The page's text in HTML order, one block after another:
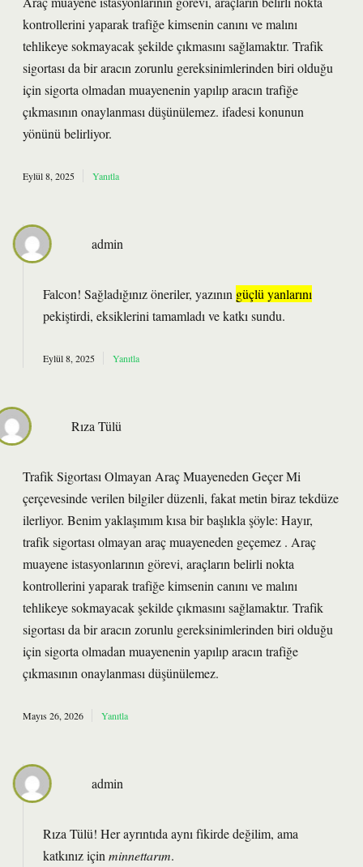
kontrollerini yaparak trafiğe kimsenin canını ve malını
tehlikeye sokmayacak şekilde çıkmasını sağlamaktır. Trafik
sigortası da bir aracın zorunlu gereksinimlerinden biri olduğu
için sigorta olmadan muayenenin yapılıp aracın trafiğe
çıkmasının onaylanması düşünülemez. ifadesi konunun
yönünü belirliyor.
Eylül 8, 2025 Yanıtla
admin
Falcon! Sağladığınız öneriler, yazının güçlü yanlarını
pekiştirdi, eksiklerini tamamladı vekatkı sundu.
Eylül 8, 2025 Yanıtla
Rıza Tülü
Trafik Sigortası Olmayan Araç Muayeneden Geçer Mi
çerçevesinde verilen bilgiler düzenli, fakat metin biraz tekdüze
ilerliyor. Benim yaklaşımım kısa bir başlıkla şöyle: Hayır,
trafik sigortası olmayan araç muayeneden geçemez . Araç
muayene istasyonlarının görevi, araçların belirli nokta
kontrollerini yaparak trafiğe kimsenin canını ve malını
tehlikeye sokmayacak şekilde çıkmasını sağlamaktır. Trafik
sigortası da bir aracın zorunlu gereksinimlerinden biri olduğu
için sigorta olmadan muayenenin yapılıp aracın trafiğe
çıkmasının onaylanması düşünülemez.
Mayıs 26, 2026 Yanıtla
admin
Rıza Tülü! Her ayrıntıda aynı fikirde değilim, ama
katkınız için minnettarım.